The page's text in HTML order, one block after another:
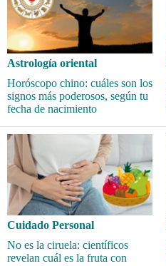
Astrología oriental
Horóscopo chino: cuáles son los
signos más poderosos, según tu
fecha de nacimiento
Cuidado Personal
No es la ciruela: científicos
revelan cuál es la fruta con